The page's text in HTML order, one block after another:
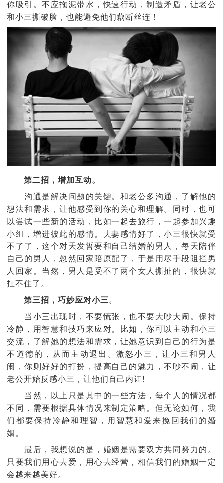
你吸引。不应拖泥带水，快速行动，制造矛盾，让老公
和小三撕破脸，也能避免他们藕断丝连！
第二招，增加互动。
沟通是解决问题的关键。和老公多沟通，了解他的
想法和需求，让他感受到你的关心和理解。同时，也可
以尝试一些新的活动，比如一起去旅行，一起参加兴趣
小组，增进彼此的感情。夫妻感情好了，小三很快就受
不了了，这个对天发誓要和自己结婚的男人，每天陪伴
自己的男人，忽然回家陪原配了，于是用尽手段阻拦男
人回家。当然，男人是受不了两个女人撕扯的，很快就
扛不住了。
第三招，巧妙应对小三。
当小三出现时，不要慌张，也不要大吵大闹。保持
冷静，用智慧和技巧来应对。比如，你可以主动和小三
交流，了解她的想法和需求，让她意识到自己的行为是
不道德的，从而主动退出。激怒小三，让小三和男人
闹，你则好好的打扮，提高自己的魅力，不吵不闹，让
老公开始反感小三，让他们自己内讧!
当然，以上只是其中的一些方法，每个人的情况都
不同，需要根据具体情况来制定策略。但无论如何，我
们都要保持冷静和理智，用智慧和爱来挽回我们的婚
姻。
最后，我想说的是，婚姻是需要双方共同努力的。
只要我们用心去爱，用心去经营，相信我们的婚姻一定
会越来越美好。